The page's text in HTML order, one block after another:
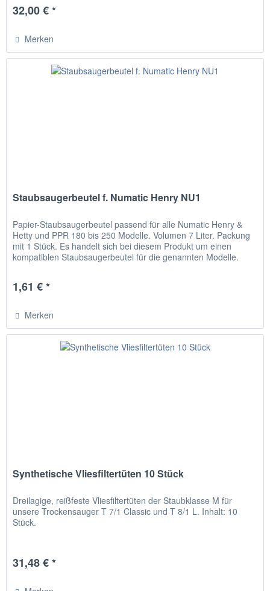
32,00 € *
Merken
Staubsaugerbeutel f. Numatic Henry NU1
Papier-Staubsaugerbeutel passend für alle Numatic Henry &
Hetty und PPR 180 bis 250 Modelle. Volumen 7 Liter. Packung
mit 1 Stück. Es handelt sich bei diesem Produkt um einen
kompatiblen Staubsaugerbeutel für die genannten Modelle.
1,61 € *
Merken
Synthetische Vliesfiltertüten 10 Stück
Dreilagige, reißfeste Vliesfiltertüten der Staubklasse M für
unsere Trockensauger T 7/1 Classic und T 8/1 L. Inhalt: 10
Stück.
31,48 € *